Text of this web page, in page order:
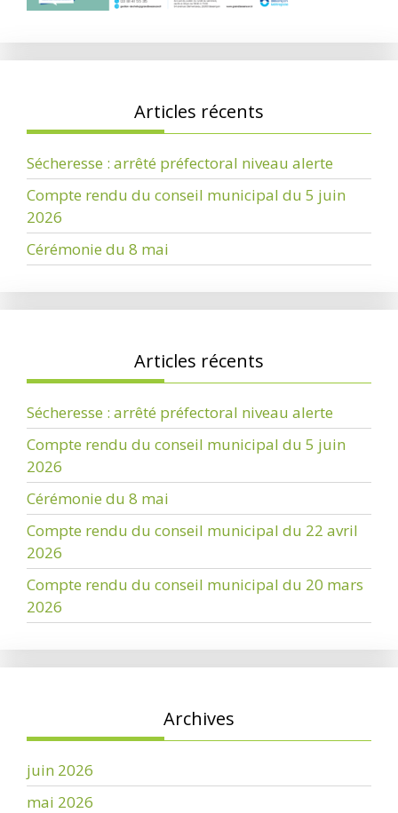
Articles récents
Sécheresse : arrêté préfectoral niveau alerte
Compte rendu du conseil municipal du 5 juin
2026
Cérémonie du 8 mai
Articles récents
Sécheresse : arrêté préfectoral niveau alerte
Compte rendu du conseil municipal du 5 juin
2026
Cérémonie du 8 mai
Compte rendu du conseil municipal du 22 avril
2026
Compte rendu du conseil municipal du 20 mars
2026
Archives
juin 2026
mai 2026